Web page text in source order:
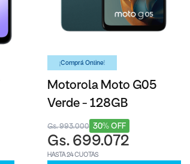
¡Comprá Online!
Motorola Moto G05
Verde - 128GB
30% OFF
Gs. 993.000
Gs. 699.072
HASTA 24 CUOTAS